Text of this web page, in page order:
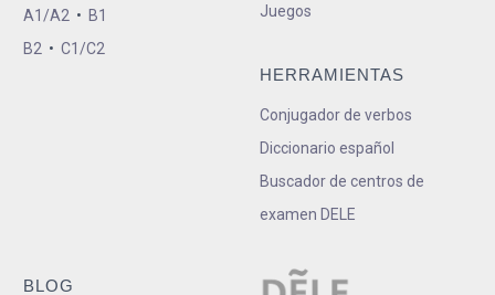
A1/A2 • B1
B2 • C1/C2
Juegos
HERRAMIENTAS
Conjugador de verbos
Diccionario español
Buscador de centros de
examen DELE
BLOG